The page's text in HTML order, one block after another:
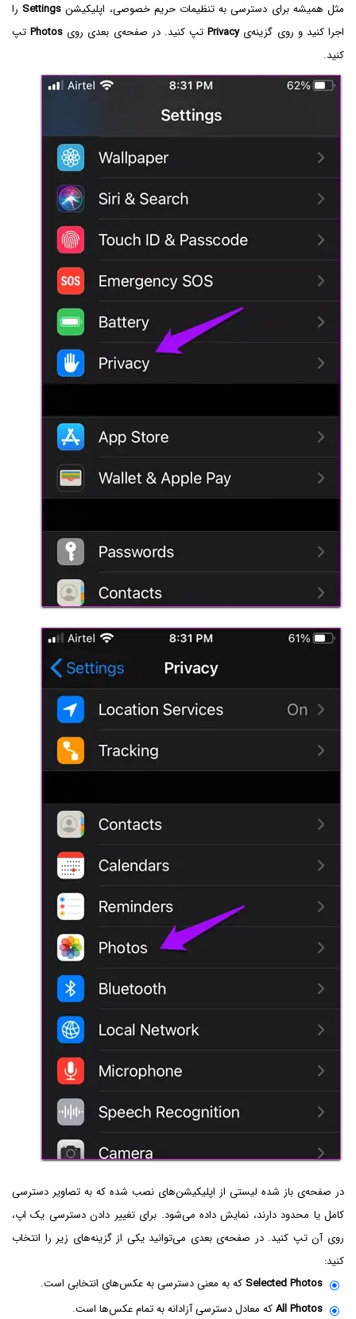
مثل همیشه برای دسترسی به تنظیمات حریم خصوصی، اپلیکیشن Settings را
اجرا کنید و روی گزینه‌یPrivacyتپ کنید. در صفحه‌ی بعدی روی Photosتپ
کنید.
در صفحه‌ی باز شده لیستی از اپلیکیشن‌های نصب شده که به تصاویر دسترسی
کامل یا محدود دارند، نمایش داده می‌شود. برای تغییر دادن دسترسی یک اپ،
روی آن تپ کنید. در صفحه‌ی بعدی می‌توانید یکی از گزینه‌های زیر را انتخاب
کنید:
Selected Photos که به معنی دسترسی به عکس‌های انتخابی است.
All Photosکه معادل دسترسی آزادانه به تمام عکس‌ها است.